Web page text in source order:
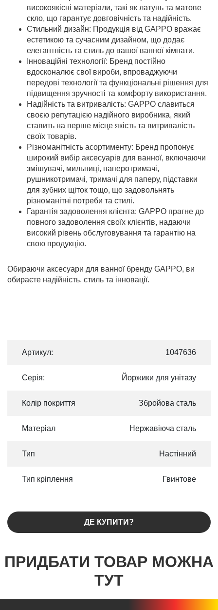
високоякісні матеріали, такі як латунь та матове
скло, що гарантує довговічність та надійність.
Стильний дизайн: Продукція від GAPPO вражає
естетикою та сучасним дизайном, що додає
елегантність та стиль до вашої ванної кімнати.
Інноваційні технології: Бренд постійно
вдосконалює свої вироби, впроваджуючи
передові технології та функціональні рішення для
підвищення зручності та комфорту використання.
Надійність та витривалість: GAPPO славиться
своєю репутацією надійного виробника, який
ставить на перше місце якість та витривалість
своїх товарів.
Різноманітність асортименту: Бренд пропонує
широкий вибір аксесуарів для ванної, включаючи
змішувачі, мильниці, паперотримачі,
рушникотримачі, тримачі для паперу, підставки
для зубних щіток тощо, що задовольнять
різноманітні потреби та стилі.
Гарантія задоволення клієнта: GAPPO прагне до
повного задоволення своїх клієнтів, надаючи
високий рівень обслуговування та гарантію на
свою продукцію.
Обираючи аксесуари для ванної бренду GAPPO, ви
обираєте надійність, стиль та інновації.
Артикул: 1047636
Серія: Йоржики для унітазу
Колір покриття Збройова сталь
Матеріал Нержавіюча сталь
Тип Настінний
Тип кріплення Гвинтове
ДЕ КУПИТИ?
ПРИДБАТИ ТОВАР МОЖНА
ТУТ